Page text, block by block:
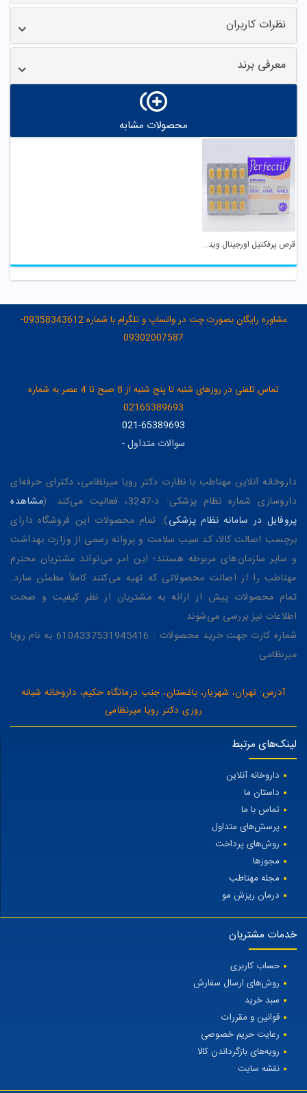
نظرات کاربران
معرفی برند
محصولات مشابه
قرص پرفکتیل اورجینال ویتابیوتیکس
مشاوره رایگان بصورت چت در واتساپ و تلگرام با شماره 09358343612-
09302007587
تماس تلفنی در روزهای شنبه تا پنج شنبه از 8 صبح تا 4 عصر به شماره
02165389693
021-65389693
سوالات متداول-
داروخانه آنلاین مهتاطب با نظارت دکتر رویا میرنظامی، دکترای حرفه‌ای
داروسازی شماره نظام پزشکی: د-3247، فعالیت می‌کند. (
مشاهده
پروفایل در سامانه نظام پزشکی). تمام محصولات این فروشگاه دارای
برچسب اصالت کالا، کد سیب سلامت و پروانه رسمی از وزارت بهداشت
و سایر سازمان‌های مربوطه هستند؛ این امر می‌تواند مشتریان محترم
مهتاطب را از اصالت محصولاتی که تهیه می‌کنند کاملاً مطمئن سازد.
تمام محصولات پیش از ارائه به مشتریان از نظر کیفیت و صحت
اطلاعات نیز بررسی می‌شوند.
شماره کارت جهت خرید محصولات : 6104337531945416 به نام رویا
میرنظامی
آدرس: تهران، شهریار، باغستان، جنب درمانگاه حکیم، داروخانه شبانه
روزی دکتر رویا میرنظامی
لینک‌های مرتبط
داروخانه آنلاین
داستان ما
تماس با ما
پرسش‌های متداول
روش‌های پرداخت
مجوزها
مجله مهتاطب
درمان ریزش مو
خدمات مشتریان
حساب کاربری
روش‌های ارسال سفارش
سبد خرید
قوانین و مقررات
رعایت حریم خصوصی
رویه‌های بازگرداندن کالا
نقشه سایت